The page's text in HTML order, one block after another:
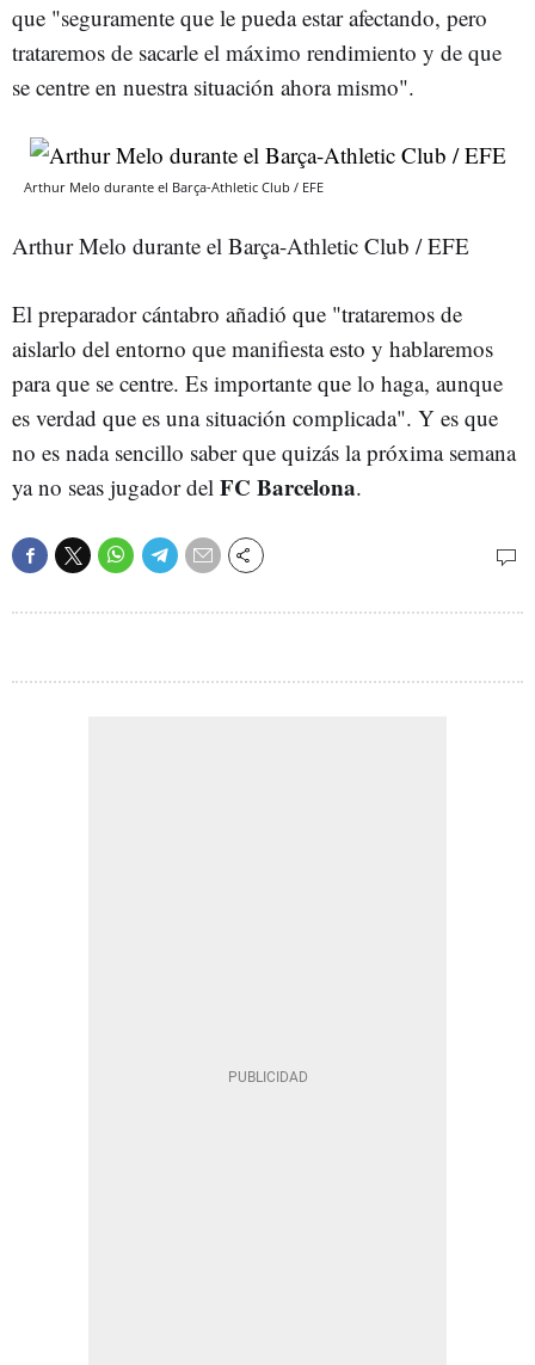
que "seguramente que le pueda estar afectando, pero
trataremos de sacarle el máximo rendimiento y de que
se centre en nuestra situación ahora mismo".
Arthur Melo durante el Barça-Athletic Club / EFE
Arthur Melo durante el Barça-Athletic Club / EFE
El preparador cántabro añadió que "trataremos de
aislarlo del entorno que manifiesta esto y hablaremos
para que se centre. Es importante que lo haga, aunque
es verdad que es una situación complicada". Y es que
no es nada sencillo saber que quizás la próxima semana
ya no seas jugador del FC Barcelona.